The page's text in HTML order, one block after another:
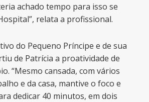
achado tempo para isso se
relata a profissional.
do Pequeno Príncipe e de sua
de Patrícia a proatividade de
“Mesmo cansada, com vários
e da casa, mantive o foco e
dedicar 40 minutos, em dois